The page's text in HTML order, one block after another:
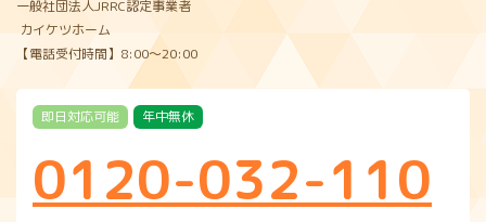
一般社団法人JRRC認定事業者
カイケツホーム
【電話受付時間】8:00〜20:00
即日対応可能 年中無休
0120-032-110